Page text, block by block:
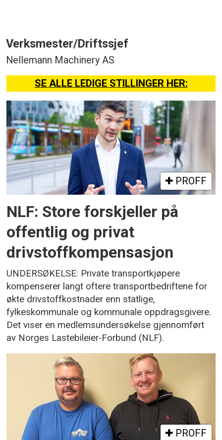
Verksmester/Driftssjef
Nellemann Machinery AS
SE ALLE LEDIGE STILLINGER HER:
PROFF
NLF: Store forskjeller på
offentlig og privat
drivstoffkompensasjon
UNDERSØKELSE: Private transportkjøpere
kompenserer langt oftere transportbedriftene for
økte drivstoffkostnader enn statlige,
fylkeskommunale og kommunale oppdragsgivere.
Det viser en medlemsundersøkelse gjennomført
av Norges Lastebileier-Forbund (NLF).
PROFF